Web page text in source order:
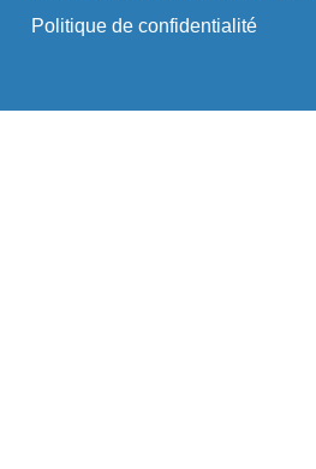
Politique de confidentialité